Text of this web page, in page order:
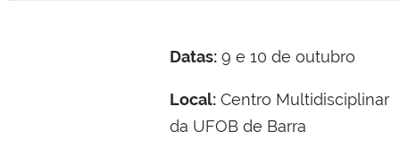
Datas: 9 e 10 de outubro
Local: Centro Multidisciplinar
da UFOB de Barra